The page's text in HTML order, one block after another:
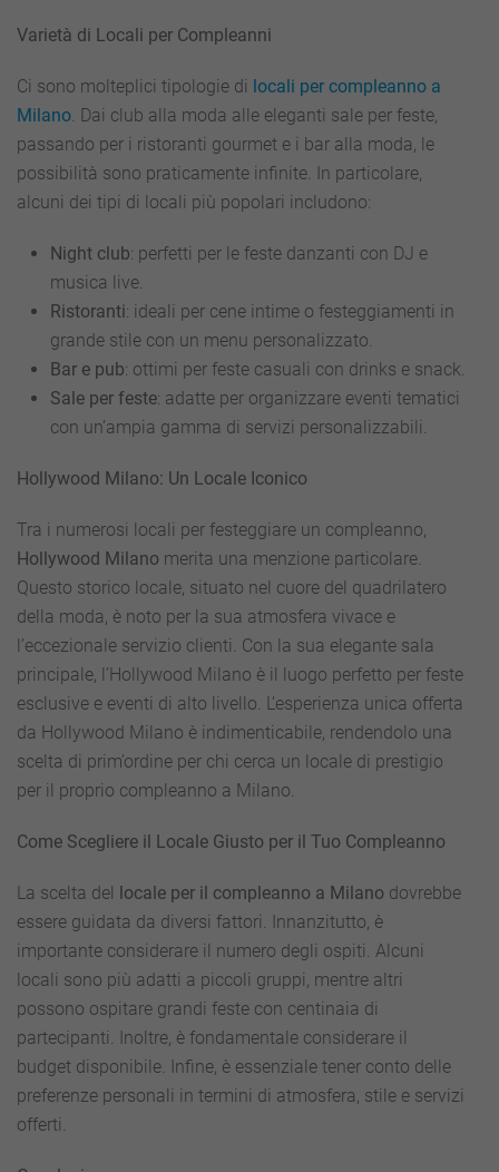
Varietà di Locali per Compleanni
Ci sono molteplici tipologie di locali per compleanno a
Milano. Dai club alla moda alle eleganti sale per feste,
passando per i ristoranti gourmet e i bar alla moda, le
possibilità sono praticamente infinite. In particolare,
alcuni dei tipi di locali più popolari includono:
Night club: perfetti per le feste danzanti con DJ e
musica live.
Ristoranti: ideali per cene intime o festeggiamenti in
grande stile con un menu personalizzato.
Bar e pub: ottimi per feste casuali con drinks e snack.
Sale per feste: adatte per organizzare eventi tematici
con un’ampia gamma di servizi personalizzabili.
Hollywood Milano: Un Locale Iconico
Tra i numerosi locali per festeggiare un compleanno,
Hollywood Milano merita una menzione particolare.
Questo storico locale, situato nel cuore del quadrilatero
della moda, è noto per la sua atmosfera vivace e
l’eccezionale servizio clienti. Con la sua elegante sala
principale, l’Hollywood Milano è il luogo perfetto per feste
esclusive e eventi di alto livello. L’esperienza unica offerta
da Hollywood Milano è indimenticabile, rendendolo una
scelta di prim’ordine per chi cerca un locale di prestigio
per il proprio compleanno a Milano.
Come Scegliere il Locale Giusto per il Tuo Compleanno
La scelta del locale per il compleanno a Milano dovrebbe
essere guidata da diversi fattori. Innanzitutto, è
importante considerare il numero degli ospiti. Alcuni
locali sono più adatti a piccoli gruppi, mentre altri
possono ospitare grandi feste con centinaia di
partecipanti. Inoltre, è fondamentale considerare il
budget disponibile. Infine, è essenziale tener conto delle
preferenze personali in termini di atmosfera, stile e servizi
offerti.